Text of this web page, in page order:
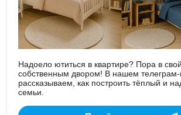
Надоело ютиться в квартире? Пора в
собственным двором! В нашем телеграм-
рассказываем, как построить тёплый и
семьи.